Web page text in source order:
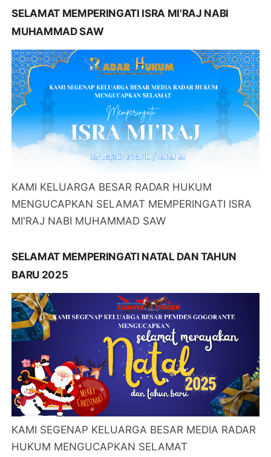
SELAMAT MEMPERINGATI ISRA MI'RAJ NABI
MUHAMMAD SAW
KAMI KELUARGA BESAR RADAR HUKUM
MENGUCAPKAN SELAMAT MEMPERINGATI ISRA
MI'RAJ NABI MUHAMMAD SAW
SELAMAT MEMPERINGATI NATAL DAN TAHUN
BARU 2025
KAMI SEGENAP KELUARGA BESAR MEDIA RADAR
HUKUM MENGUCAPKAN SELAMAT